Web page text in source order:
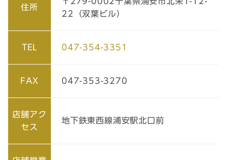
住所
22（双葉ビル）
TEL 047-354-3351
FAX 047-353-3270
店舗アク
セス
地下鉄東西線浦安駅北口前